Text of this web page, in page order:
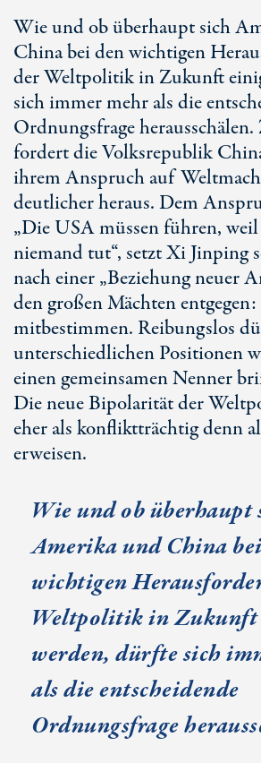
Wie und ob überhaupt sich
China bei den wichtigen
der Weltpolitik in Zukunft
sich immer mehr als die
Ordnungsfrage
fordert die Volksrepublik
ihrem Anspruch auf
deutlicher heraus. Dem
„Die USA müssen führen, weil
niemand tut“, setzt Xi Jinping
nach einer „Beziehung neuer
den großen Mächten
mitbestimmen. Reibungslos
unterschiedlichen Positionen
einen gemeinsamen Nenner
Die neue Bipolarität der
eher als konfliktträchtig denn
erweisen.
Wie und ob überhaupt
Amerika und China
wichtigen
Weltpolitik in
werden, dürfte sich
als die entscheidende
Ordnungsfrage